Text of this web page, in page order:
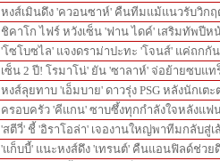
หงส์เมินดึง 'ควอนซาห์' คืนทีมแม้แนวรับวิก
ชิคาโก ไฟร์ หวังเซ็น 'ฟาน ไดค์' เสริมทัพปีห
'โซโบซไล' แจงดราม่าปะทะ 'โจนส์' แค่ถกกั
เซ็น 2 ปี! โรมาโน่' ยัน 'ซาลาห์' จ่อย้ายซบแ
หงส์ลุยทาบ 'เอ็มบาย' ดาวรุ่ง PSG หลังนักเต
ครอบครัว 'คีแกน' ซาบซึ้งทุกกำลังใจหลังแฟ
'สตีวี่' ชี้ 'อิราโอล่า' เจองานใหญ่พาทีมกลับสู่
'แก็บบี้' แนะหงส์ดึง 'เทรนต์' คืนแอนฟิลด์ช่วย